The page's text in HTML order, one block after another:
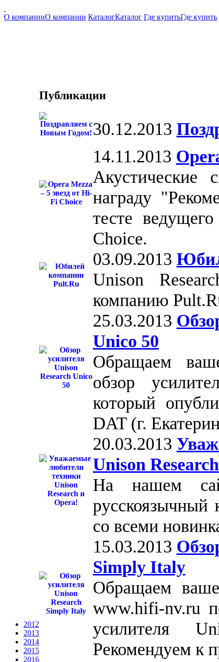
О компанииО компании КаталогКаталог Где купитьГде купить
2012
2013
2014
2015
2016
Публикации
30.12.2013
14.11.2013
Акустические
награду
тесте
Choice.
03.09.2013
Unison
компанию
25.03.2013
Unico 50
Обращаем
обзор
который
DAT (г.
20.03.2013
Unison
На нашем
русскоязычный
со всеми
15.03.2013
Simply Italy
Обращаем
www.hifi-nv.ru
усилителя
Рекомендуем к